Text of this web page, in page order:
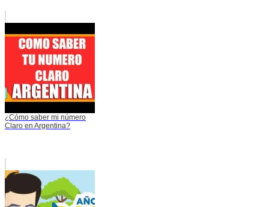
¿Cómo saber mi número
Claro en Argentina?